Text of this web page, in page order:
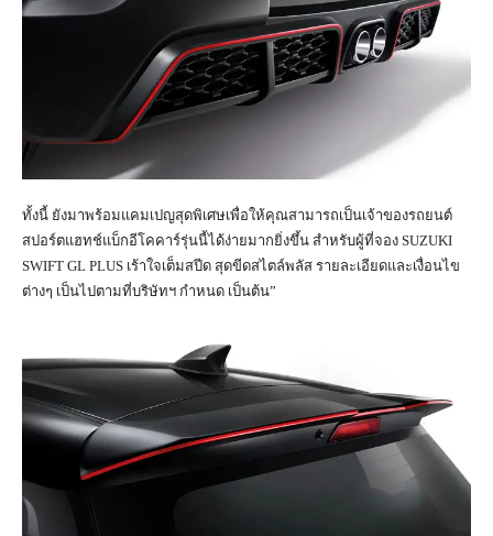
ทั้งนี้ ยังมาพร้อมแคมเปญสุดพิเศษเพื่อให้คุณสามารถเป็นเจ้าของรถยนต์
สปอร์ตแฮทช์แบ็กอีโคคาร์รุ่นนี้ได้ง่ายมากยิ่งขึ้น สำหรับผู้ที่จอง SUZUKI
SWIFT GL PLUS เร้าใจเต็มสปีด สุดขีดสไตล์พลัส รายละเอียดและเงื่อนไข
ต่างๆ เป็นไปตามที่บริษัทฯ กำหนด เป็นต้น”